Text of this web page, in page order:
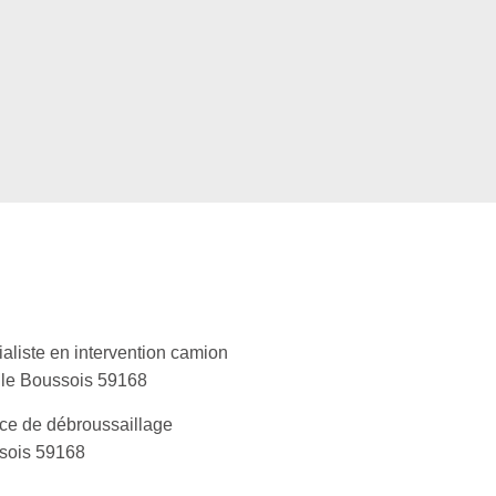
en intervention camion
Boussois 59168
de débroussaillage
59168